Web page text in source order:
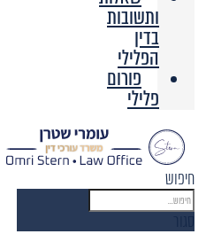
ותשובות
בדין
הפלילי
פורום
פלילי
חיפוש